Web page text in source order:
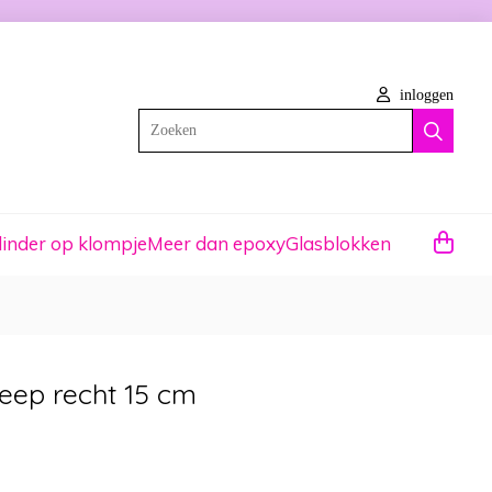
inloggen
Zoeken
op klompjeMeer dan epoxyGlasblokken
recht 15 cm